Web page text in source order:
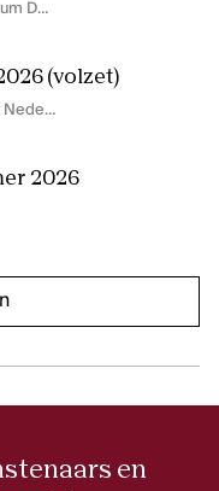
Muziekcentrum De Bijloke
(volzet)
Huis van het Nederlands
2026
en